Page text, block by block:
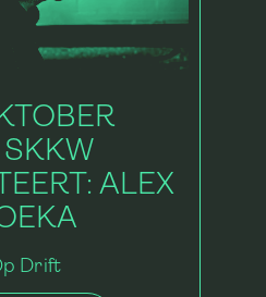
SKKW
ALEX
Drift